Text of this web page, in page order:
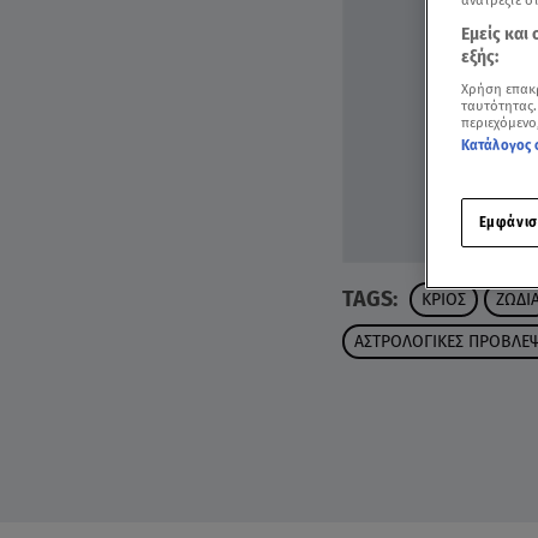
TAGS: ΚΡΙΟΣ
ΑΣΤΡΟΛΟΓΙΚΕΣ
Εμείς
εξής:
Χρήση
Κατάλογος